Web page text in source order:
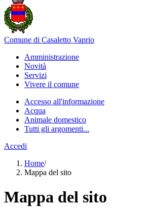
Comune di Casaletto Vaprio
Amministrazione
Novità
Servizi
Vivere il comune
Accesso all'informazione
Acqua
Animale domestico
Tutti gli argomenti...
Accedi
Home/
Mappa del sito
Mappa del sito